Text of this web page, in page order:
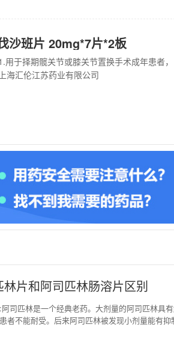
沙班片 20mg*7片*2板
海汇伦江苏药业有限公司
林片和阿司匹林肠溶片区别
司匹林是一个经典老药。大剂量的阿司匹林具
者不能耐受。后来阿司匹林被发现小剂量能有